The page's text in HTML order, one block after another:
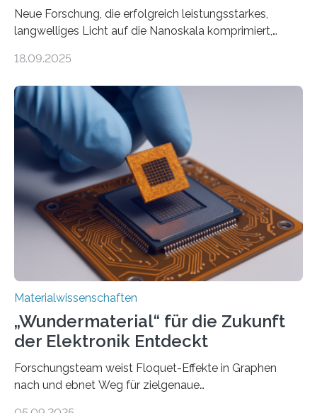
Neue Forschung, die erfolgreich leistungsstarkes,
langwelliges Licht auf die Nanoskala komprimiert,
optoelektronischen Geräten ermöglichen, geleitet von
Forschung, die erfolgreich leistungsstarkes,
langwelliges Licht auf die Nanoskala komprimiert,
könnte Fortschritte in der Terahertz-Optik und bei
optoelektronischen Geräten ermöglichen, geleitet von
Vanderbilt und dem Fritz-Haber-Institut Josh Caldwell,
Professor für Maschinenbau und Direktor des
interdisziplinären Graduiertenprogramms für
Materialwissenschaften an der Vanderbilt University,
und Alexander Paarmann vom Fritz-Haber-Institut
leiteten ein internationales Forschungsprojekt, das…
18.09.2025
Materialwissenschaften
„Wundermaterial“ für die Zukunft
der Elektronik Entdeckt
Forschungsteam weist Floquet-Effekte in Graphen
nach und ebnet Weg für zielgenaue